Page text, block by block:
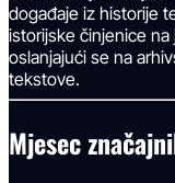
događaje iz historije
istorijske činjenice na
oslanjajući se na
tekstove.
Mjesec